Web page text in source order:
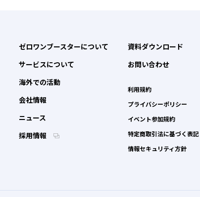
ゼロワンブースターについて
サービスについて
海外での活動
会社情報
ニュース
採用情報
資料ダウンロード
お問い合わせ
利用規約
プライバシーポリシー
イベント参加規約
特定商取引法に基づく表記
情報セキュリティ方針